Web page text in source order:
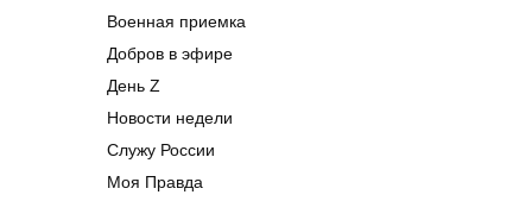
Военная приемка
Добров в эфире
День Z
Новости недели
Служу России
Моя Правда